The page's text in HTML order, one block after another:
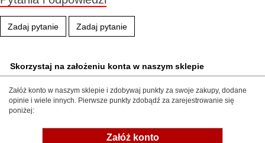
Zadaj pytanie Zadaj pytanie
Skorzystaj na założeniu konta w naszym sklepie
Załóż konto w naszym sklepie i zdobywaj punkty za swoje zakupy, dodane
opinie i wiele innych. Pierwsze punkty zdobądź za zarejestrowanie się
poniżej:
Załóż konto